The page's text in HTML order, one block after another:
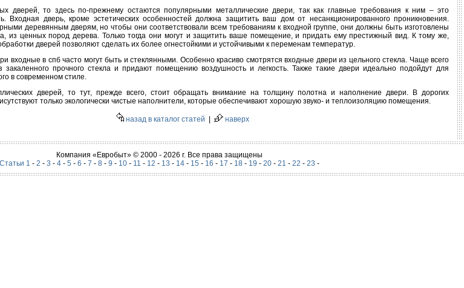
дверей, то здесь по-прежнему остаются популярными металлические двери, так как главные требования к ним – это
Входная дверь, кроме эстетических особенностей должна защитить ваш дом от несанкционированного проникновения.
деревянным дверям, но чтобы они соответствовали всем требованиям к входной группе, они должны быть изготовлены
из ценных пород дерева. Только тогда они могут и защитить ваше помещение, и придать ему престижный вид. К тому же,
дверей позволяют сделать их более огнестойкими и устойчивыми к переменам температур.
входные в спб часто могут быть и стеклянными. Особенно красиво смотрятся входные двери из цельного стекла. Чаще всего
закаленного прочного стекла и придают помещению воздушность и легкость. Также такие двери идеально подойдут для
в современном стиле.
дверей, то тут, прежде всего, стоит обращать внимание на толщину полотна и наполнение двери. В дорогих
только экологически чистые наполнители, которые обеспечивают хорошую звуко- и теплоизоляцию помещения.
назад в каталог статей наверх
Компания «Евробыт» © 2000 - 2026 г. Все права защищены
Статьи 1 - 2 - 3 - 4- 5 - 6 - 7 - 8- 9 - 10- 11 - 12 - 13 - 14- 15 - 16 - 17 - 18- 19 - 20- 21 - 22 - 23 -